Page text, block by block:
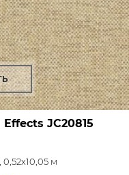
Effects JC20815
м